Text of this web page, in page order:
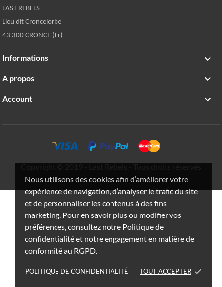
Nous utilisons des cookies afin d’améliorer votre
expérience de navigation, d’analyser le trafic du site
et de personnaliser les contenus à des fins
marketing. Pour en savoir plus ou modifier vos
préférences, consultez notre Politique de
confidentialité et notre engagement en matière de
conformité au RGPD.
POLITIQUE DE CONFIDENTIALITÉ TOUT ACCEPTER done
LAST REBELS
Lieu dit Croncelorbe
43 300 CRONCE (Fr)
Informations 
A propos 
Account 
Copyright © 2019 - Last Rebels - Tous droits réservés